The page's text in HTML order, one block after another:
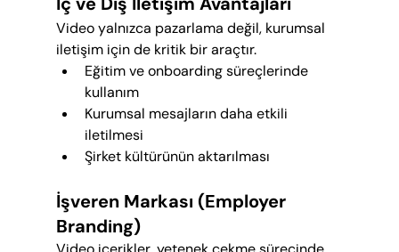
Video yalnızca pazarlama değil, kurumsal
iletişim için de kritik bir araçtır.
Eğitim ve onboarding süreçlerinde
kullanım
Kurumsal mesajların daha etkili
iletilmesi
Şirket kültürünün aktarılması
İşveren Markası (Employer
Branding)